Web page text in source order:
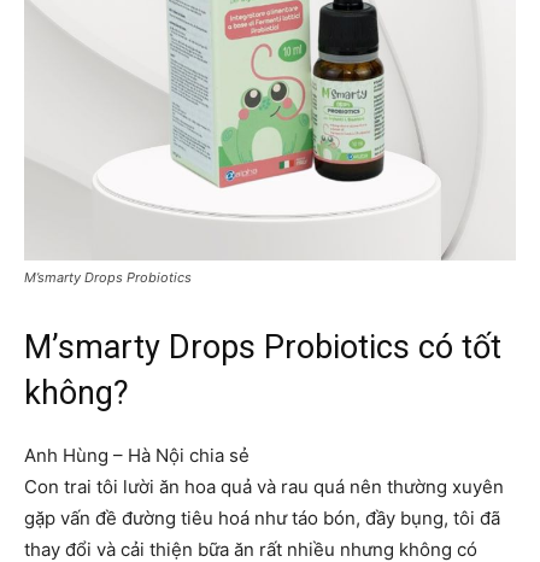
M’smarty Drops Probiotics
M’smarty Drops Probiotics có tốt
không?
Anh Hùng – Hà Nội chia sẻ
Con trai tôi lười ăn hoa quả và rau quá nên thường xuyên
gặp vấn đề đường tiêu hoá như táo bón, đầy bụng, tôi đã
thay đổi và cải thiện bữa ăn rất nhiều nhưng không có